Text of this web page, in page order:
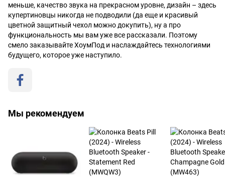
меньше, качество звука на прекрасном уровне, дизайн – здесь
купертиновцы никогда не подводили (да еще и красивый
цветной защитный чехол можно докупить), ну а про
функциональность мы вам уже все рассказали. Поэтому
смело заказывайте ХоумПод и наслаждайтесь технологиями
будущего, которое уже наступило.
Мы рекомендуем